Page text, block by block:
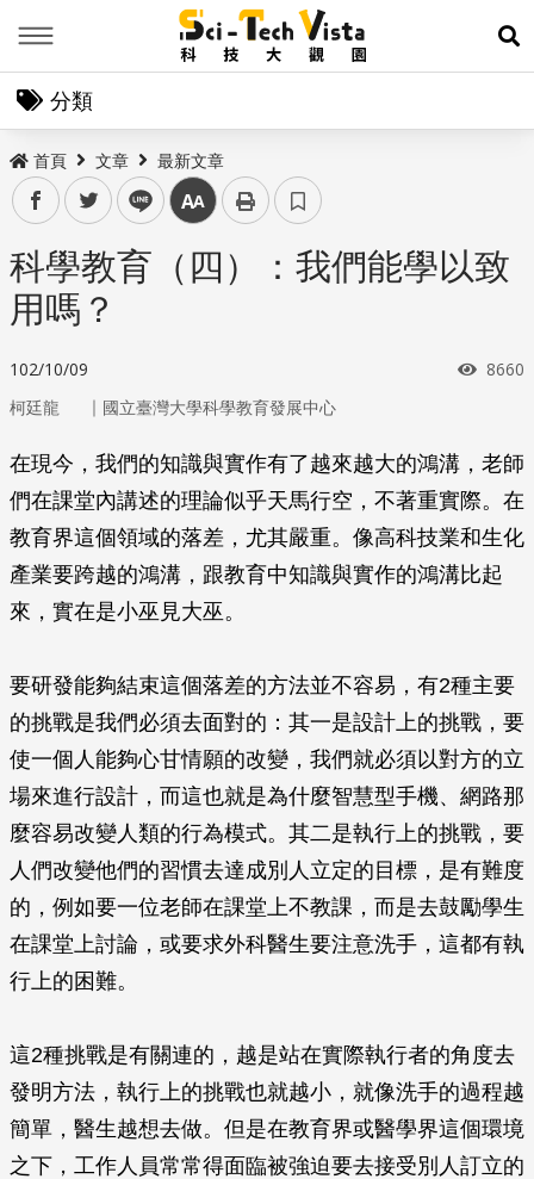
展
分類
首頁 文章 最新文章
facebooktwitter line 中
科學教育（四）：我們能學以致
用嗎？
102/10/09 瀏覽
8660
柯廷龍 ｜ 國立臺灣大學科學教育發展中心
在現今，我們的知識與實作有了越來越大的鴻溝，老師
們在課堂內講述的理論似乎天馬行空，不著重實際。在
教育界這個領域的落差，尤其嚴重。像高科技業和生化
產業要跨越的鴻溝，跟教育中知識與實作的鴻溝比起
來，實在是小巫見大巫。
要研發能夠結束這個落差的方法並不容易，有2種主要
的挑戰是我們必須去面對的：其一是設計上的挑戰，要
使一個人能夠心甘情願的改變，我們就必須以對方的立
場來進行設計，而這也就是為什麼智慧型手機、網路那
麼容易改變人類的行為模式。其二是執行上的挑戰，要
人們改變他們的習慣去達成別人立定的目標，是有難度
的，例如要一位老師在課堂上不教課，而是去鼓勵學生
在課堂上討論，或要求外科醫生要注意洗手，這都有執
行上的困難。
這2種挑戰是有關連的，越是站在實際執行者的角度去
發明方法，執行上的挑戰也就越小，就像洗手的過程越
簡單，醫生越想去做。但是在教育界或醫學界這個環境
之下，工作人員常常得面臨被強迫要去接受別人訂立的